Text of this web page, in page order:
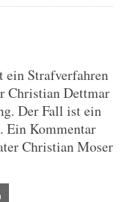
Strafverfahren
Christian Dettmar
Der Fall ist ein
Ein Kommentar
Christian Moser